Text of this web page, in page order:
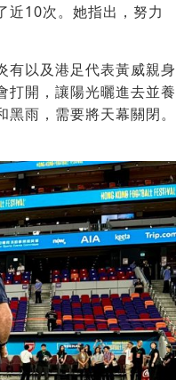
近10次。她指出，努力
有以及港足代表黃威親身
打開，讓陽光曬進去並養
雨，需要將天幕關閉。